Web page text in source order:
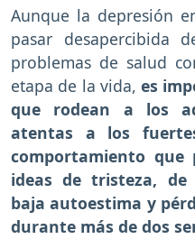
Aunque la depresión
pasar desapercibida
problemas de salud
etapa de la vida, es
que rodean a los
atentas a los
comportamiento que
ideas de tristeza,
baja autoestima y
durante más de dos